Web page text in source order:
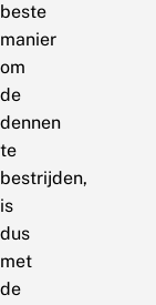
beste
manier
om
de
dennen
te
bestrijden,
is
dus
met
de